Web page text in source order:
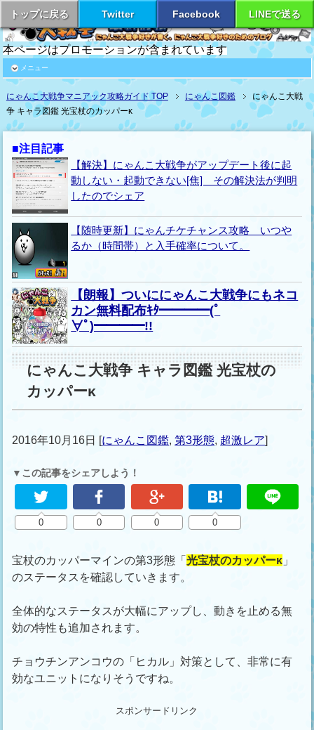
トップに戻る Twitter Facebook LINEで送る
本ページはプロモーションが含まれています
メニュー
にゃんこ大戦争マニアック攻略ガイド TOP にゃんこ図鑑
にゃんこ大戦
争 キャラ図鑑 光宝杖のカッパーκ
■注目記事
【解決】にゃんこ大戦争がアップデート後に起
動しない・起動できない[焦] その解決法が判明
したのでシェア
【随時更新】にゃんチケチャンス攻略 いつや
るか（時間帯）と入手確率について。
【朗報】ついににゃんこ大戦争にもネコ
カン無料配布ｷﾀ━━━━(ﾟ
∀ﾟ)━━━━!!
にゃんこ大戦争 キャラ図鑑 光宝杖の
カッパーκ
2016年10月16日 [にゃんこ図鑑,第3形態, 超激レア]
▼この記事をシェアしよう！
0 0 0 0
宝杖のカッパーマインの第3形態「光宝杖のカッパーκ 」
のステータスを確認していきます。
全体的なステータスが大幅にアップし、動きを止める無
効の特性も追加されます。
チョウチンアンコウの「ヒカル」対策として、非常に有
効なユニットになりそうですね。
スポンサードリンク